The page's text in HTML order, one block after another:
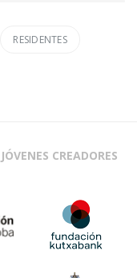
RESIDENTES
CREADORES